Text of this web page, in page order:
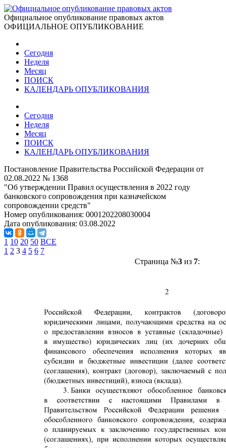
Официальное опубликование правовых актов
ОФИЦИАЛЬНОЕ ОПУБЛИКОВАНИЕ
Сегодня
Неделя
Месяц
ПОИСК
КАЛЕНДАРЬ ОПУБЛИКОВАНИЯ
Сегодня
Неделя
Месяц
ПОИСК
КАЛЕНДАРЬ ОПУБЛИКОВАНИЯ
Постановление Правительства Российской Федерации от
02.08.2022 № 1368
"Об утверждении Правил осуществления в 2022 году
банковского сопровождения при казначейском
сопровождении средств"
Номер опубликования: 0001202208030004
Дата опубликования: 03.08.2022
1 10 20 50 ВСЕ
1 2 3 4 5 6 7
Страница №3из 7: